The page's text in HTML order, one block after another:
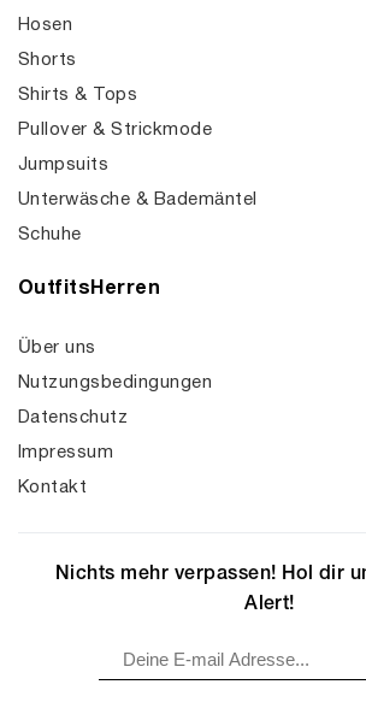
Hosen
Shorts
Shirts & Tops
Pullover & Strickmode
Jumpsuits
Unterwäsche & Bademäntel
Schuhe
OutfitsHerren
Über uns
Nutzungsbedingungen
Datenschutz
Impressum
Kontakt
Nichts mehr verpassen! Hol dir
Alert!